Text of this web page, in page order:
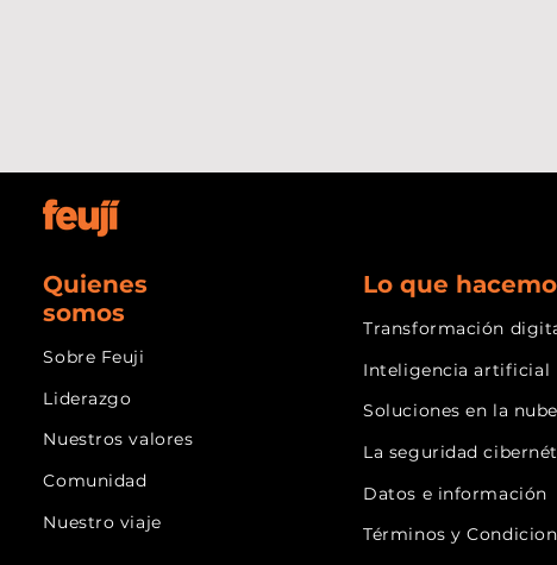
Quienes
somos
Sobre Feuji
Liderazgo
Nuestros valores
Comunidad
Nuestro viaje
Lo que
Transformación
Inteligencia artificial
Soluciones en la nube
La seguridad
Datos e información
Términos y